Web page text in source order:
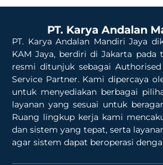
PT. Karya Andalan
PT. Karya Andalan Mandiri Jaya
KAM Jaya, berdiri di Jakarta pada
resmi ditunjuk sebagai
Service Partner. Kami dipercaya
untuk menyediakan berbagai
layanan yang sesuai untuk
Ruang lingkup kerja kami
dan sistem yang tepat, serta
agar sistem dapat beroperasi